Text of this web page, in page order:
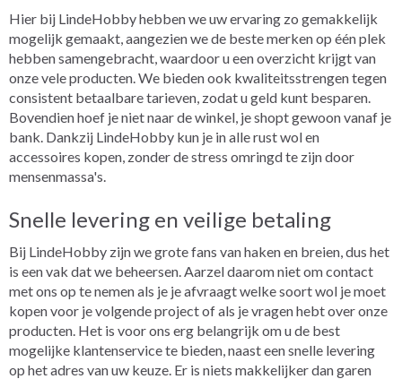
Hier bij LindeHobby hebben we uw ervaring zo gemakkelijk
mogelijk gemaakt, aangezien we de beste merken op één plek
hebben samengebracht, waardoor u een overzicht krijgt van
onze vele producten. We bieden ook kwaliteitsstrengen tegen
consistent betaalbare tarieven, zodat u geld kunt besparen.
Bovendien hoef je niet naar de winkel, je shopt gewoon vanaf je
bank. Dankzij LindeHobby kun je in alle rust wol en
accessoires kopen, zonder de stress omringd te zijn door
mensenmassa's.
Snelle levering en veilige betaling
Bij LindeHobby zijn we grote fans van haken en breien, dus het
is een vak dat we beheersen. Aarzel daarom niet om contact
met ons op te nemen als je je afvraagt welke soort wol je moet
kopen voor je volgende project of als je vragen hebt over onze
producten. Het is voor ons erg belangrijk om u de best
mogelijke klantenservice te bieden, naast een snelle levering
op het adres van uw keuze. Er is niets makkelijker dan garen